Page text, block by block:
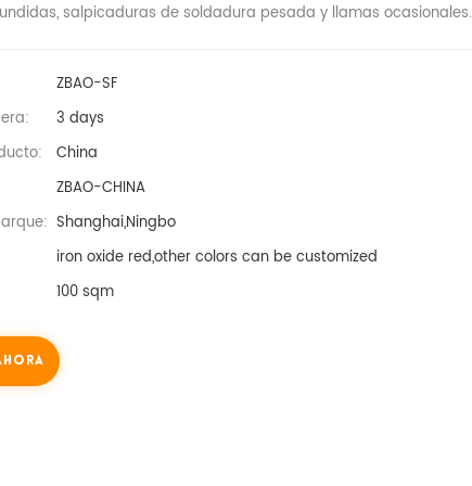
salpicaduras de soldadura pesada y llamas ocasionales.
ZBAO-SF
3 days
China
ZBAO-CHINA
Shanghai,Ningbo
iron oxide red,other colors can be customized
100 sqm